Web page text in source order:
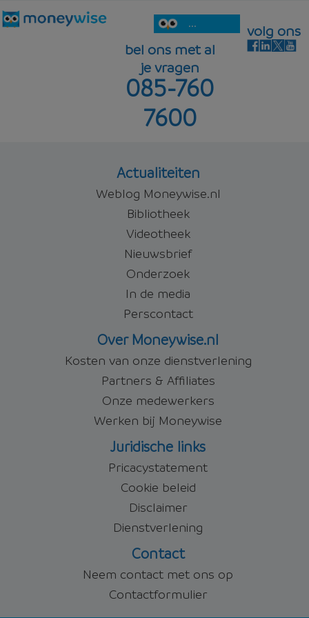
...
bel ons met al
je vragen
085-760
7600
volg ons
Actualiteiten
Weblog Moneywise.nl
Bibliotheek
Videotheek
Nieuwsbrief
Onderzoek
In de media
Perscontact
Over Moneywise.nl
Kosten van onze dienstverlening
Partners & Affiliates
Onze medewerkers
Werken bij Moneywise
Juridische links
Pricacystatement
Cookie beleid
Disclaimer
Dienstverlening
Contact
Neem contact met ons op
Contactformulier